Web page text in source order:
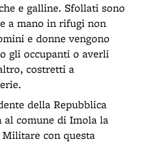
e galline. Sfollati sono
a mano in rifugi non
e donne vengono
gli occupanti o averli
costretti a
della Repubblica
al comune di Imola la
Militare con questa